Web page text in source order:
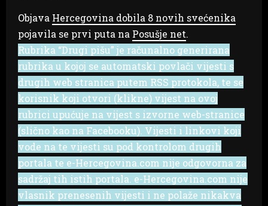
Objava Hercegovina dobila 8 novih svećenika
pojavila se prvi puta na Posušje net.
Rubrika “Drugi pišu” je računalno generirana
rubrika u kojoj se automatski povlači vijesti s
drugih web stranica putem RSS protokola, te se
korisnik koji otvori (klikne) vijest na ovoj
rubrici upućuje na vijest s izvorne web-stranice
(slično kao na Facebooku). Vijesti i linkovi koji
vode na te vijesti su pod kontrolom drugih
portala te e-Hercegovina.com nije odgovorna za
sadržaj tih istih portala. e-Hercegovina.com nije
vlasnik prenesenih vijesti i ne polaže nikakva